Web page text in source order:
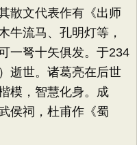
散文代表作有《出师
牛流马、孔明灯等，
一弩十矢俱发。于234
逝世。诸葛亮在后世
模，智慧化身。成
侯祠，杜甫作《蜀